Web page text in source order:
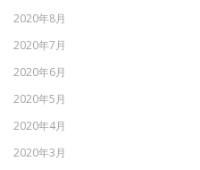
2020年8月
2020年7月
2020年6月
2020年5月
2020年4月
2020年3月